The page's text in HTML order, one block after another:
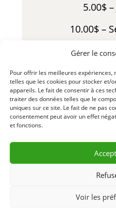
Gérer le
Pour offrir les meilleures expériences,
telles que les cookies pour stocker et/
appareils. Le fait de consentir à ces
traiter des données telles que le
uniques sur ce site. Le fait de ne pas
consentement peut avoir un effet
et fonctions.
Voir les
5.00$
10.00$ –
25.00$
7.00$ – Fin
*Vaste inventaire
DEMANDE
&